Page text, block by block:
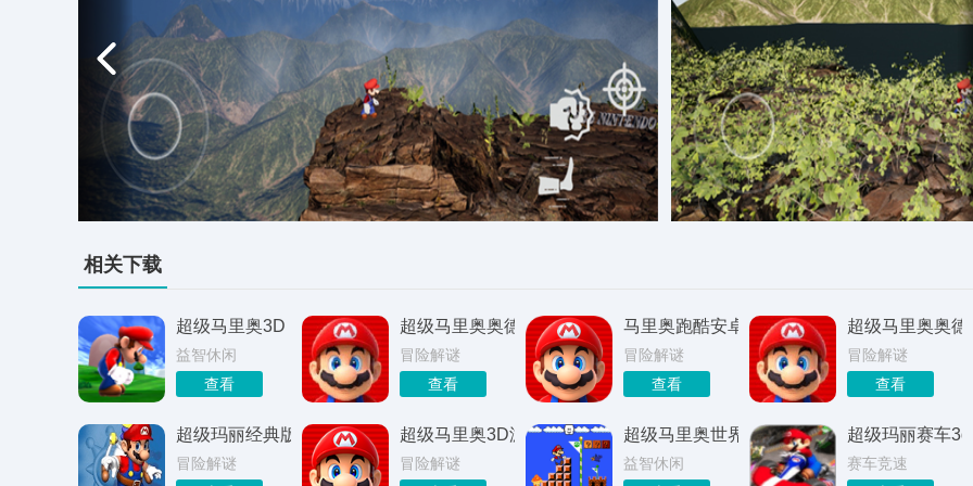
相关下载
超级马里奥3D
益智休闲
查看
超级马里奥奥德赛安卓版
冒险解谜
查看
马里奥跑酷安卓版
冒险解谜
查看
超级马里奥奥
冒险解谜
查看
超级玛丽经典版安卓
冒险解谜
超级马里奥3D游戏
冒险解谜
超级马里奥世界手机版
益智休闲
超级玛丽赛车3d
赛车竞速